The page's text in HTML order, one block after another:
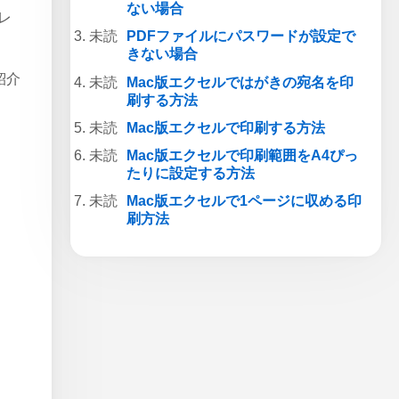
介
ない場合
PDFファイルにパスワードが設定で
きない場合
Mac版エクセルではがきの宛名を印
刷する方法
Mac版エクセルで印刷する方法
Mac版エクセルで印刷範囲をA4ぴっ
たりに設定する方法
Mac版エクセルで1ページに収める印
刷方法